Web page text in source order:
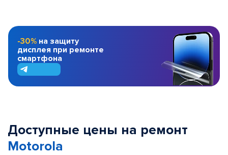
-30% на защиту
дисплея при ремонте
смартфона
Доступные цены на ремонт
Motorola